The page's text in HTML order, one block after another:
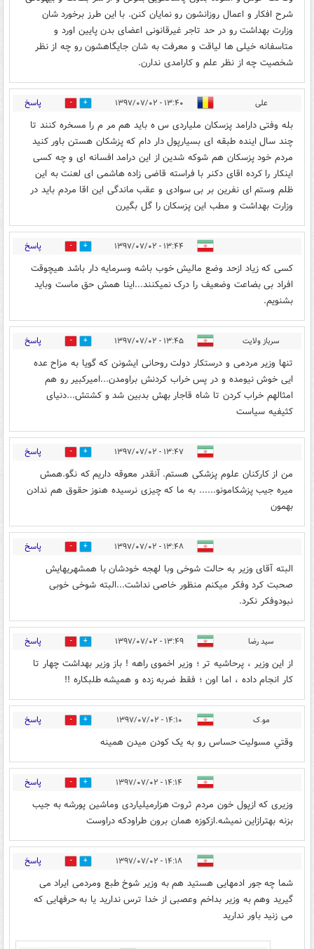
شرح افکار و اعمال روزانشون رو نمایان کنن. با این طرز برخورد شان
وزارت بهداشت رو در حد تاجر غیرقانونی اعضای بدن پایین اورد و
متاسفانه خیلی ها لیاقت و معرفت به شان جایگاهشون رو چه از نظر
شخصیت چه از نظر علم و کارامدی ندارن.
علی ۱۳:۴۰ - ۱۳۹۷/۰۷/۰۲ 9 پاسخ
بله وفتی دارامد پزسکان ملیاردی س ه باید هم مر م را مسخره کنند تا
چند سال اینده طبقه ای بسیارپول دار دام که پزشکان هستن باور کنید
مردم خود پزسکان هم شوکه شدین از این درامد افسانه ای و چه کسی
اینکار را کرده اقای دکنر با فراسته قاضی زاده هاشمی ای لعنت به این
ظلم وستم ای نفرین بر بی سوادی و عقب ماندگی این اقا مردم باید در
وزارت بهداشت و مطب این پزسکان را گل بگیرن
۱۳:۴۴ - ۱۳۹۷/۰۷/۰۲ 7 پاسخ
کسی که زیاد ازحد وضع مالیش خوب باشه وسرمایه دار باشد هیچوقت
افراد بی بضاعت وضعیف را درک نمیکنند...اینا همش حق ماست وباید
بشنویم.
سرباز ولایت ۱۳:۴۵ - ۱۳۹۷/۰۷/۰۲ 4 پاسخ
تنها وزیر مردمی و درستکار دولت روحانی ایشونن که گویا به مزاح عده
ایی خوش نیومده و در پس خراب کردنش براومدن...امیرکبیر رو هم
امثالهم خراب کردن تا شاه قاجار بهش بدبین شد و کشتش...دنیای
کثیفیه سیاست
۱۳:۴۷ - ۱۳۹۷/۰۷/۰۲ 7 پاسخ
من از کارکنان علوم پزشکی هستم. آنقدر معوقه داریم که نگو.همش
میره جیب پزشکامونو...... به ما که چیزی نرسیده هنوز حقوق هم ندادن
بهمون
۱۳:۴۸ - ۱۳۹۷/۰۷/۰۲ 2 پاسخ
البته آقای وزیر به حالت شوخی وبا لهجه خودشان با همشهریهایش
صحبت کرد وفکر میکنم منظور خاصی نداشت...البته شوخی خوبی
نبودوفکر نکرد.
سید رضا ۱۳:۴۹ - ۱۳۹۷/۰۷/۰۲ 9 پاسخ
از این وزیر ، پرحاشیه تر ؛ وزیر اخموی راهه ! باز وزیر بهداشت چهار تا
کار انجام داده ، اما اون ؛ فقط ضربه زده و همیشه طلبکاره !!
مو.ک ۱۴:۱۰ - ۱۳۹۷/۰۷/۰۲ 31 پاسخ
وقتي مسوليت حساس رو به يک کودن ميدن همينه
۱۴:۱۴ - ۱۳۹۷/۰۷/۰۲ 20 پاسخ
وزیری که ازپول خون مردم ثروت هزارمیلیاردی وماشین پورشه به جیب
بزنه بهترازاین نمیشه.ازکوزه همان برون طراودکه دراوست
۱۴:۱۸ - ۱۳۹۷/۰۷/۰۲ 1 پاسخ
شما چه جور ادمهایی هستید هم به وزیر شوخ طبع ومردمی ایراد می
گیرید وهم به وزیر بداخم وعصبی از خدا ترس ندارید یا به حرفهایی که
می زنید باور ندارید